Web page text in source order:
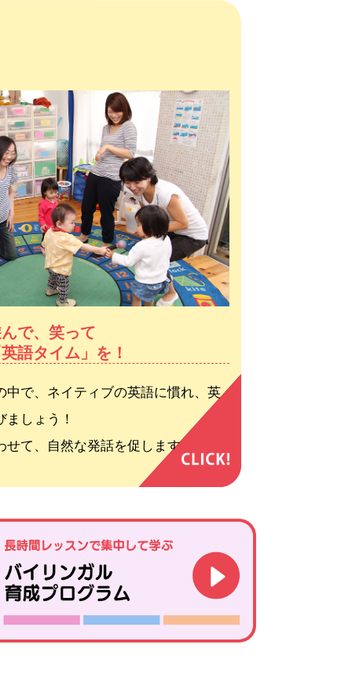
で、笑って
語タイム」を！
中で、ネイティブの英語に慣れ、英
しょう！
て、自然な発話を促します。